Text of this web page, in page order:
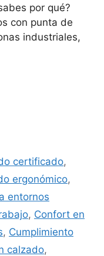
por qué?
con punta de
industriales,
certificado,
ergonómico,
entornos
, Confort en
, Cumplimiento
calzado,